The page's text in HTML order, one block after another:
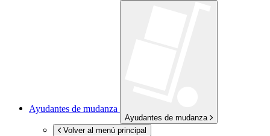
Ayudantes de mudanza
Ayudantes de mudanza
Volver al menú principal